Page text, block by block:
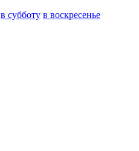
в субботу в воскресенье